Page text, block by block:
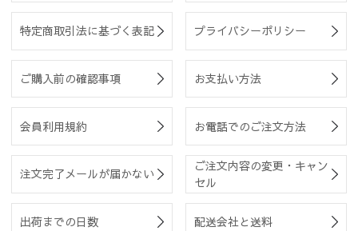
特定商取引法に基づく表記 プライバシーポリシー
ご購入前の確認事項 お支払い方法
会員利用規約 お電話でのご注文方法
注文完了メールが届かない
ご注文内容の変更・キャン
セル
出荷までの日数 配送会社と送料